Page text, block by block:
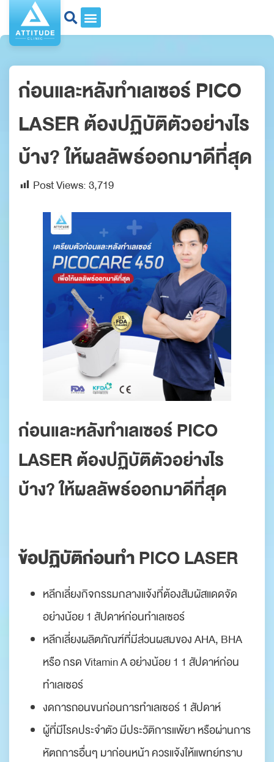
ก่อนและหลังทำเลเซอร์ PICO
LASER ต้องปฏิบัติตัวอย่างไร
บ้าง? ให้ผลลัพธ์ออกมาดีที่สุด
Post Views:3,719
ก่อนและหลังทำเลเซอร์ PICO
LASER ต้องปฏิบัติตัวอย่างไร
บ้าง? ให้ผลลัพธ์ออกมาดีที่สุด
ข้อปฏิบัติก่อนทำPICO LASER
หลีกเลี่ยงกิจกรรมกลางแจ้งที่ต้องสัมผัสแดดจัด
อย่างน้อย 1 สัปดาห์ก่อนทำเลเซอร์
หลีกเลี่ยงผลิตภัณฑ์ที่มีส่วนผสมของ AHA, BHA
หรือ กรด Vitamin A อย่างน้อย 1 1 สัปดาห์ก่อน
ทำเลเซอร์
งดการถอนขนก่อนการทำเลเซอร์ 1 สัปดาห์
ผู้ที่มีโรคประจำตัว มีประวัติการแพ้ยา หรือผ่านการ
หัตถการอื่นๆ มาก่อนหน้า ควรแจ้งให้แพทย์ทราบ